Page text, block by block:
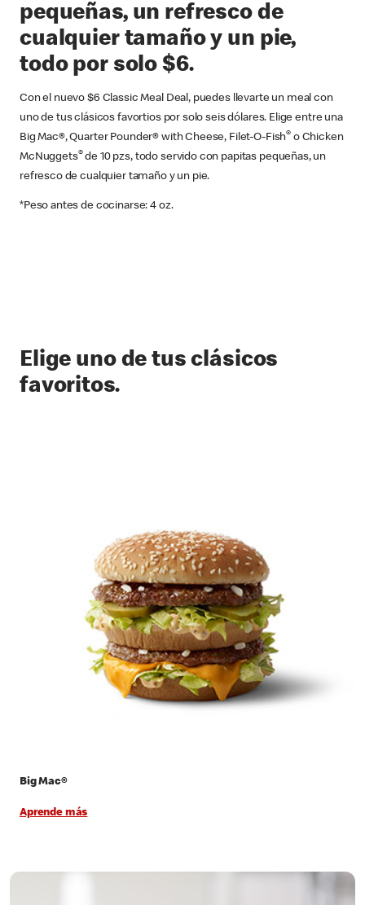
pequeñas, un refresco de
cualquier tamaño y un pie,
todo por solo $6.
Con el nuevo $6 Classic Meal Deal, puedes llevarte un meal con
uno de tus clásicos favortios por solo seis dólares. Elige entre una
Big Mac®, Quarter Pounder® with Cheese, Filet-O-Fish® o Chicken
McNuggets®de 10 pzs, todo servido con papitas pequeñas, un
refresco de cualquier tamaño y un pie.
*Peso antes de cocinarse: 4 oz.
Elige uno de tus clásicos
favoritos.
Big Mac®
Aprende más